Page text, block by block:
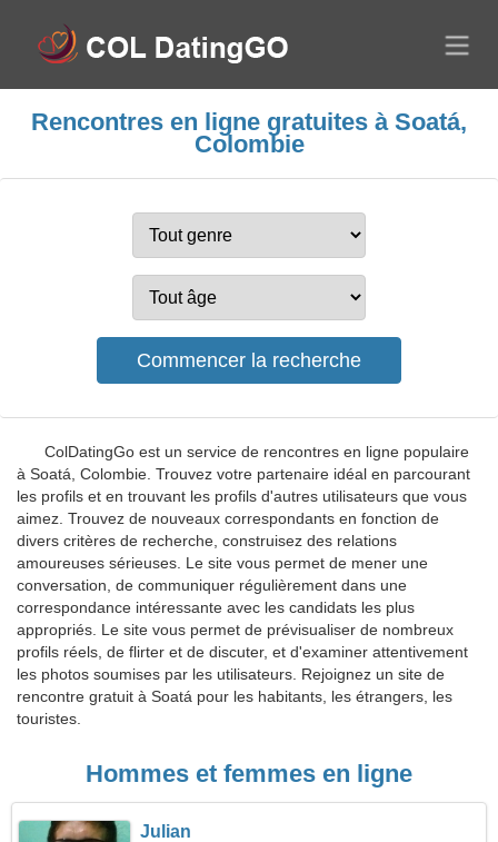
Rencontres en ligne gratuites à Soatá,
Colombie
ColDatingGo est un service de rencontres en ligne populaire
à Soatá, Colombie. Trouvez votre partenaire idéal en parcourant
les profils et en trouvant les profils d'autres utilisateurs que vous
aimez. Trouvez de nouveaux correspondants en fonction de
divers critères de recherche, construisez des relations
amoureuses sérieuses. Le site vous permet de mener une
conversation, de communiquer régulièrement dans une
correspondance intéressante avec les candidats les plus
appropriés. Le site vous permet de prévisualiser de nombreux
profils réels, de flirter et de discuter, et d'examiner attentivement
les photos soumises par les utilisateurs. Rejoignez un site de
rencontre gratuit à Soatá pour les habitants, les étrangers, les
touristes.
Hommes et femmes en ligne
Julian